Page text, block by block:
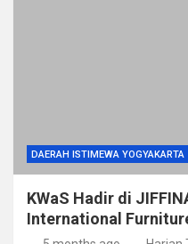
DAERAH ISTIMEWA YOGYAKARTA
KWaS Hadir di
International